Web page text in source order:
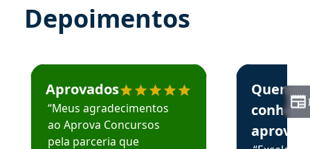
Depoimentos
Estudante José recomenda o Aprova Concursos em
Aprovados
“Meus agradecimentos
ao Aprova Concursos
pela parceria que
Estudante
Quem
aprova